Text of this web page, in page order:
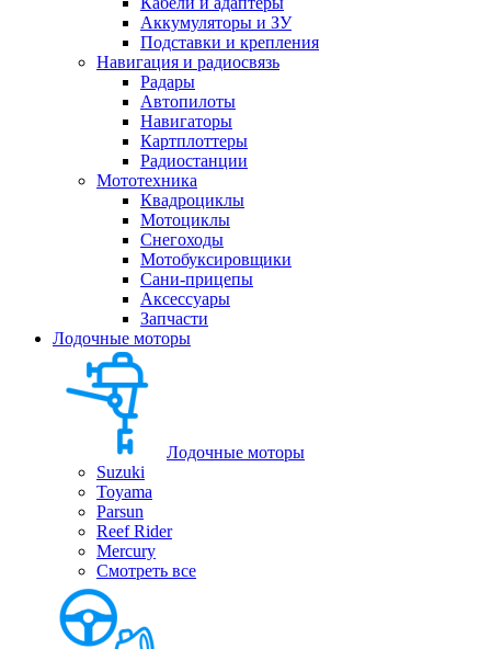
Аккумуляторы и ЗУ
Подставки и крепления
Навигация и радиосвязь
Радары
Автопилоты
Навигаторы
Картплоттеры
Радиостанции
Мототехника
Квадроциклы
Мотоциклы
Снегоходы
Мотобуксировщики
Сани-прицепы
Аксессуары
Запчасти
Лодочные моторы
Лодочные моторы
Suzuki
Toyama
Parsun
Reef Rider
Mercury
Смотреть все